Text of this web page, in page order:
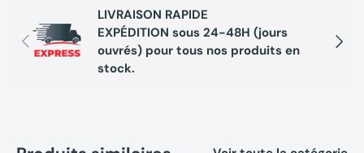
Précédent
LIVRAISON RAPIDE
EXPÉDITION sous 24-48H (jours
ouvrés) pour tous nos produits en
stock.